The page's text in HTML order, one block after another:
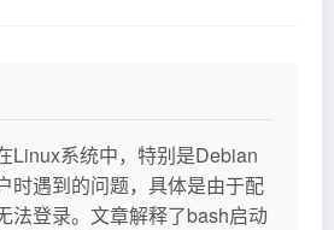
Linux系统中，特别是Debian
时遇到的问题，具体是由于配
法登录。文章解释了bash启动